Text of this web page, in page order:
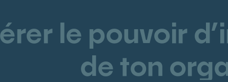
le pouvoir
de ton